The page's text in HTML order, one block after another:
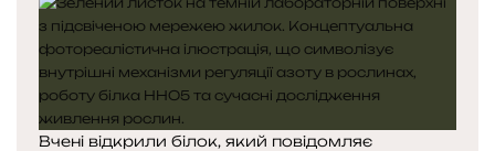
Вчені відкрили білок, який повідомляє